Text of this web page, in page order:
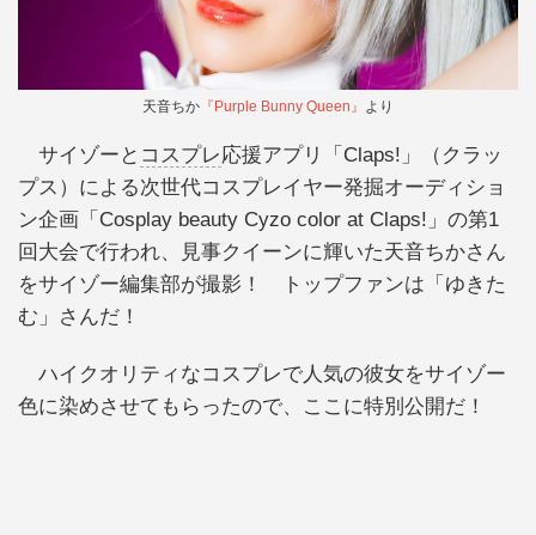
天音ちか 『Purple Bunny Queen』 より
サイゾーと コスプレ応援アプリ「Claps!」（クラッ
プス）による次世代コスプレイヤー発掘オーディショ
ン企画「Cosplay beauty Cyzo color at Claps!」の第1
回大会で行われ、見事クイーンに輝いた天音ちかさん
をサイゾー編集部が撮影！ トップファンは「ゆきた
む」さんだ！
ハイクオリティなコスプレで人気の彼女をサイゾー
色に染めさせてもらったので、ここに特別公開だ！